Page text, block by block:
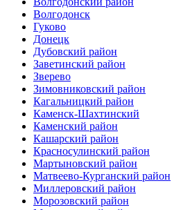
Волгодонск
Гуково
Донецк
Дубовский район
Заветинский район
Зверево
Зимовниковский район
Кагальницкий район
Каменск-Шахтинский
Каменский район
Кашарский район
Красносулинский район
Мартыновский район
Матвеево-Курганский район
Миллеровский район
Морозовский район